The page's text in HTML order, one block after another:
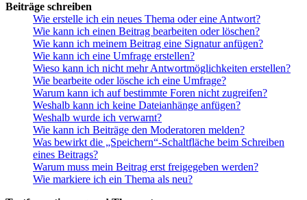
Beiträge schreiben
Wie erstelle ich ein neues Thema oder eine Antwort?
Wie kann ich einen Beitrag bearbeiten oder löschen?
Wie kann ich meinem Beitrag eine Signatur anfügen?
Wie kann ich eine Umfrage erstellen?
Wieso kann ich nicht mehr Antwortmöglichkeiten erstellen?
Wie bearbeite oder lösche ich eine Umfrage?
Warum kann ich auf bestimmte Foren nicht zugreifen?
Weshalb kann ich keine Dateianhänge anfügen?
Weshalb wurde ich verwarnt?
Wie kann ich Beiträge den Moderatoren melden?
Was bewirkt die „Speichern“-Schaltfläche beim Schreiben
eines Beitrags?
Warum muss mein Beitrag erst freigegeben werden?
Wie markiere ich ein Thema als neu?